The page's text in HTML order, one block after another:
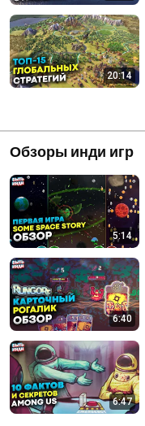
20:14
Обзоры инди игр
5:14
6:40
6:47